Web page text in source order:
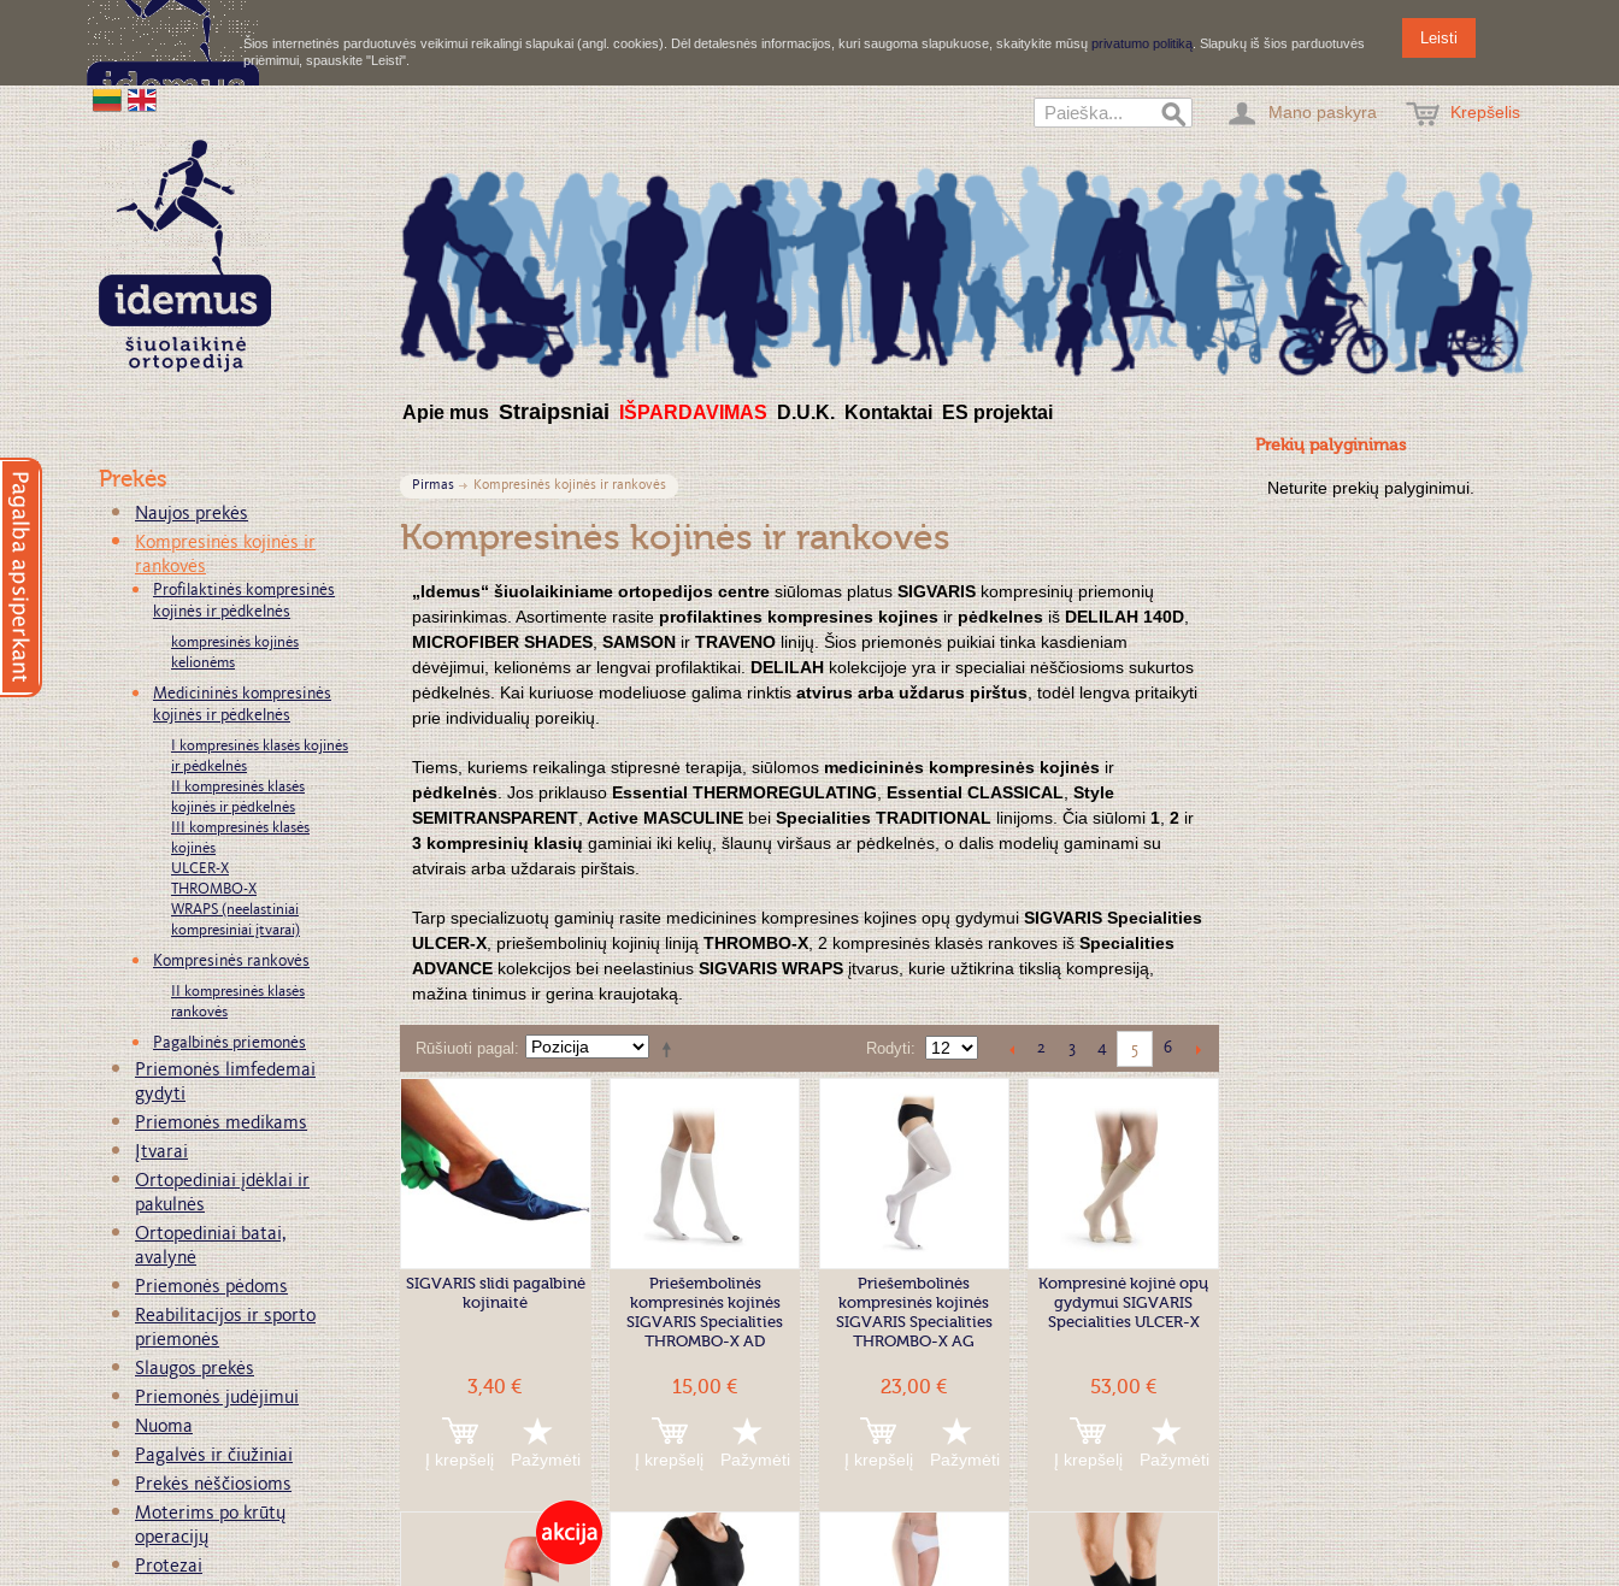
Šios internetinės parduotuvės veikimui reikalingi slapukai (angl. cookies). Dėl detalesnės informacijos, kuri saugoma slapukuose, skaitykite mūsų privatumo politiką . Slapukų iš šios parduotuvės
priėmimui, spauskite "Leisti".
Leisti
Mano paskyra Krepšelis
Apie mus Straipsniai IŠPARDAVIMAS D.U.K. Kontaktai ES projektai
Pirmas Kompresinės kojinės ir rankovės
Kompresinės kojinės ir rankovės
„Idemus“ šiuolaikiniame ortopedijos centresiūlomas platusSIGVARISkompresinių priemonių
pasirinkimas. Asortimente rasiteprofilaktines kompresines kojinesirpėdkelnesišDELILAH 140D,
MICROFIBER SHADES,SAMSONir TRAVENOlinijų. Šios priemonės puikiai tinka kasdieniam
dėvėjimui, kelionėms ar lengvai profilaktikai.DELILAHkolekcijoje yra ir specialiai nėščiosioms sukurtos
pėdkelnės. Kai kuriuose modeliuose galima rinktisatvirus arba uždarus pirštus, todėl lengva pritaikyti
prie individualių poreikių.
Tiems, kuriems reikalinga stipresnė terapija, siūlomosmedicininės kompresinės kojinėsir
pėdkelnės. Jos priklausoEssential THERMOREGULATING,Essential CLASSICAL,Style
SEMITRANSPARENT,Active MASCULINEbeiSpecialities TRADITIONALlinijoms. Čia siūlomi1,2ir
3 kompresinių klasiųgaminiai iki kelių, šlaunų viršaus ar pėdkelnės, o dalis modelių gaminami su
atvirais arba uždarais pirštais.
Tarp specializuotų gaminių rasite medicinines kompresines kojines opų gydymuiSIGVARIS Specialities
ULCER-X, priešembolinių kojinių linijąTHROMBO-X, 2 kompresinės klasės rankoves išSpecialities
ADVANCEkolekcijos bei neelastiniusSIGVARIS WRAPSįtvarus, kurie užtikrina tikslią kompresiją,
mažina tinimus ir gerina kraujotaką.
Rūšiuoti pagal Rodyti 2 3 4 5 6
SIGVARIS slidi pagalbinė
kojinaitė
3,40 €
Į krepšelį Pažymėti
Priešembolinės
kompresinės kojinės
SIGVARIS Specialities
THROMBO-X AD
15,00 €
Į krepšelį Pažymėti
Priešembolinės
kompresinės kojinės
SIGVARIS Specialities
THROMBO-X AG
23,00 €
Į krepšelį Pažymėti
Kompresinė kojinė opų
gydymui SIGVARIS
Specialities ULCER-X
53,00 €
Į krepšelį Pažymėti
Prekės
Naujos prekės
Kompresinės kojinės ir
rankovės
Profilaktinės kompresinės
kojinės ir pėdkelnės
kompresinės kojinės
kelionėms
Medicininės kompresinės
kojinės ir pėdkelnės
I kompresinės klasės kojinės
ir pėdkelnės
II kompresinės klasės
kojinės ir pėdkelnės
III kompresinės klasės
kojinės
ULCER-X
THROMBO-X
WRAPS (neelastiniai
kompresiniai įtvarai)
Kompresinės rankovės
II kompresinės klasės
rankovės
Pagalbinės priemonės
Priemonės limfedemai
gydyti
Priemonės medikams
Įtvarai
Ortopediniai įdėklai ir
pakulnės
Ortopediniai batai,
avalynė
Priemonės pėdoms
Reabilitacijos ir sporto
priemonės
Slaugos prekės
Priemonės judėjimui
Nuoma
Pagalvės ir čiužiniai
Prekės nėščiosioms
Moterims po krūtų
operacijų
Protezai
Prekių palyginimas
Neturite prekių palyginimui.